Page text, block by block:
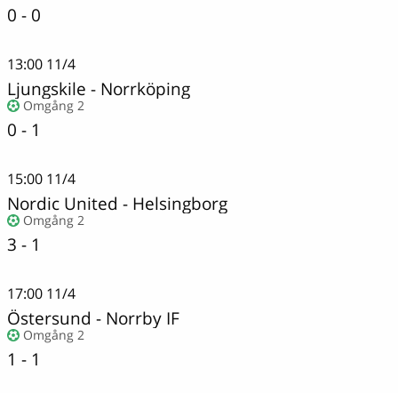
0 - 0
13:00 11/4
Ljungskile - Norrköping
Omgång 2
0 - 1
15:00 11/4
Nordic United - Helsingborg
Omgång 2
3 - 1
17:00 11/4
Östersund - Norrby IF
Omgång 2
1 - 1